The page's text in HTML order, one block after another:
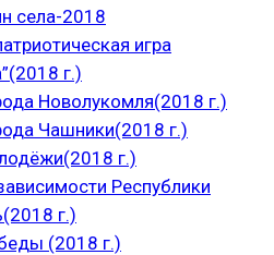
села-2018
игра
г.)
Новолукомля(2018 г.)
Чашники(2018 г.)
г.)
Республики
г.)
(2018 г.)